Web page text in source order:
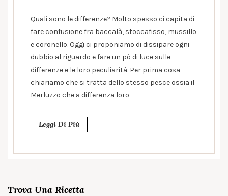
Quali sono le differenze? Molto spesso ci capita di
fare confusione fra baccalà, stoccafisso, mussillo
e coronello. Oggi ci proponiamo di dissipare ogni
dubbio al riguardo e fare un pò di luce sulle
differenze e le loro peculiarità. Per prima cosa
chiariamo che si tratta dello stesso pesce ossia il
Merluzzo che a differenza loro
Leggi Di Più
Trova Una Ricetta